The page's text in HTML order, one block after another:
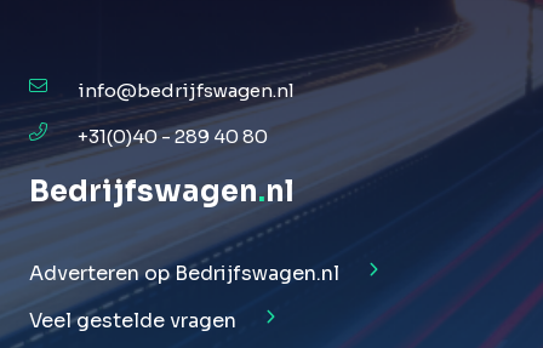
info@bedrijfswagen.nl
+31(0)40 - 289 40 80
Bedrijfswagen.nl
Adverteren op Bedrijfswagen.nl
Veel gestelde vragen